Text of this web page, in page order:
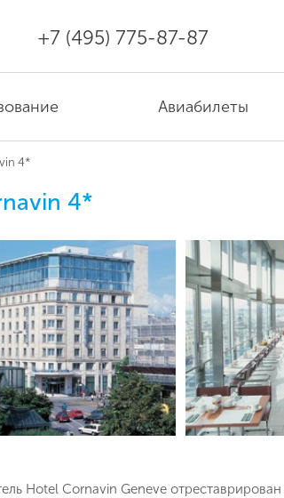
+7 (495) 775-87-87
Авиабилеты
4*
4*
Hotel Cornavin Geneve